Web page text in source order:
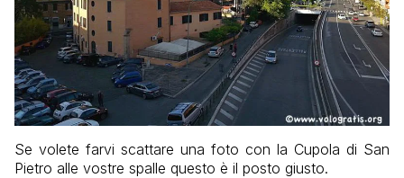
Se volete farvi scattare una foto con la Cupola di San
Pietro alle vostre spalle questo è il posto giusto.